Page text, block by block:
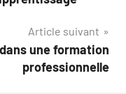
Article suivant
une formation
professionnelle